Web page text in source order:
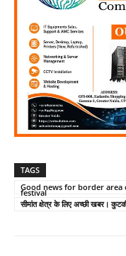
TAGS
Good news for border
festival
सीमांत क्षेत्र के लिए अच्छी खबर।